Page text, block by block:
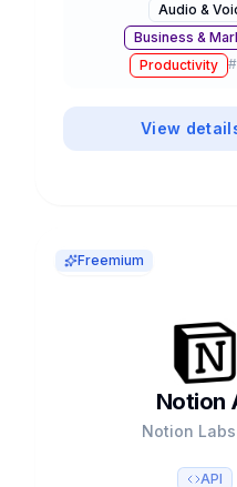
texto. Valorada en
usuarios.
Audio &
Business &
Productivity #
View
Freemium
Notion
Notion
API